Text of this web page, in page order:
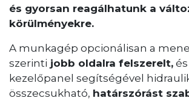
és gyorsan reagálhatunk a
körülményekre.
A munkagép opcionálisan a
szerinti jobb oldalra felszerelt,
kezelőpanel segítségével
összecsukható, határszórást